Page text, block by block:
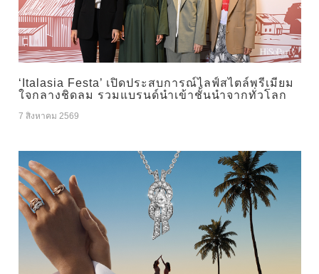
‘Italasia Festa’ เปิดประสบการณ์ไลฟ์สไตล์พรีเมียม
ใจกลางชิดลม รวมแบรนด์นำเข้าชั้นนำจากทั่วโลก
7 สิงหาคม 2569